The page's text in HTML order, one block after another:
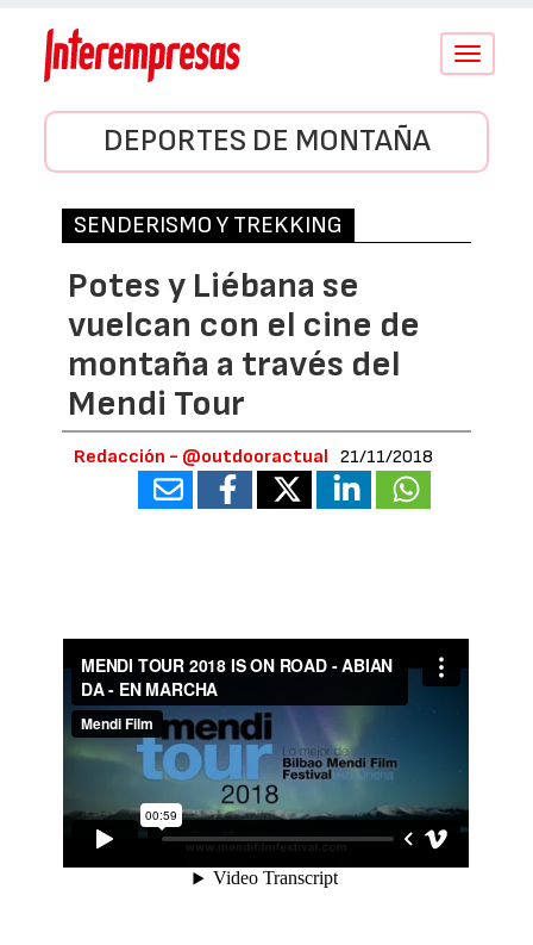
Conmutar
DEPORTES DE MONTAÑA
SENDERISMO Y TREKKING
Potes y Liébana se
vuelcan con el cine de
montaña a través del
Mendi Tour
Redacción - @outdooractual 21/11/2018